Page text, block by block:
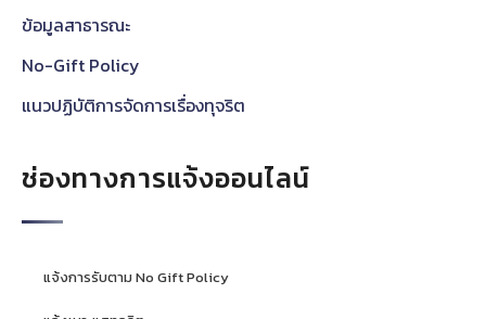
ข้อมูลสาธารณะ
No-Gift Policy
แนวปฏิบัติการจัดการเรื่องทุจริต
ช่องทางการแจ้งออนไลน์
แจ้งการรับตาม No Gift Policy